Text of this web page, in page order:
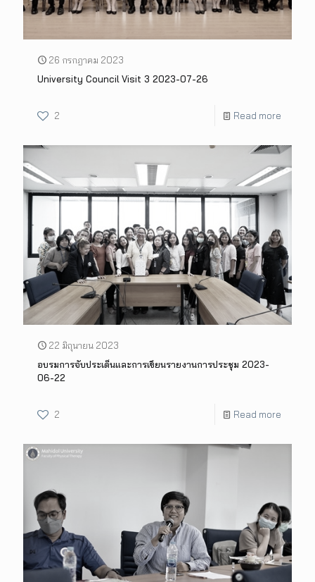
26 กรกฎาคม 2023
University Council Visit 3 2023-07-26
2 Read more
22 มิถุนายน 2023
อบรมการจับประเด็นและการเขึยนรายงานการประชุม 2023-
06-22
2 Read more